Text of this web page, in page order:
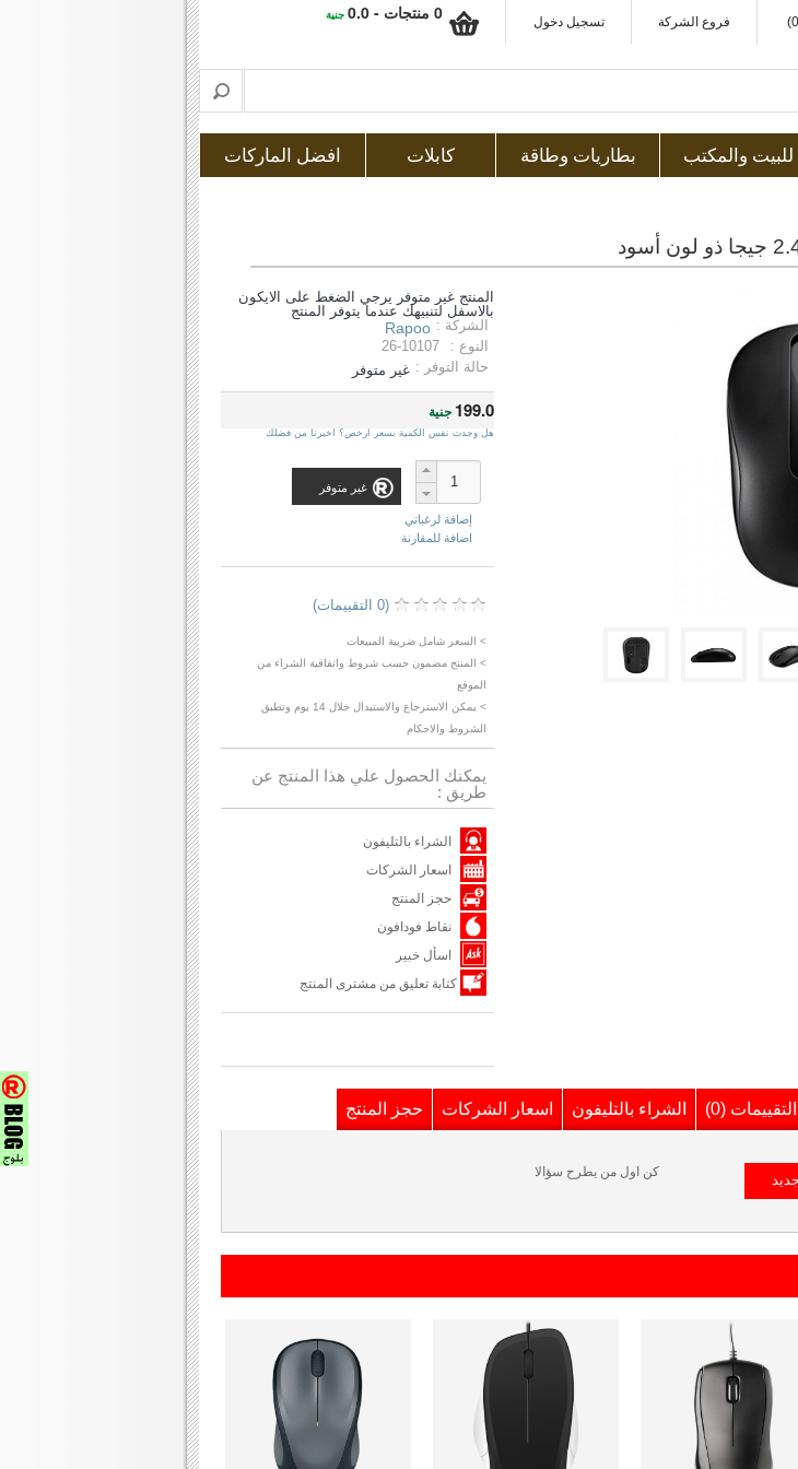
فروع الشركة تسجيل دخول 0 منتجات - 0.0 جنية
للبيت والمكتب بطاريات وطاقة كابلات افضل الماركات
المنتج غير متوفر يرجي الضغط على الايكون
بالاسفل لتنبيهك عندما يتوفر المنتج
الشركة : Rapoo
النوع :
26-10107
حالة التوفر : غير متوفر
199.0 جنية
هل وجدت نفس الكمية بسعر ارخص؟ اخبرنا من فضلك
غير متوفر
إضافة لرغباتي
اضافة للمقارنة
(0 التقييمات)
> السعر شامل ضريبة المبيعات
> المنتج مضمون حسب شروط واتفاقية الشراء من
الموقع
> يمكن الاسترجاع والاستبدال خلال 14 يوم وتطبق
الشروط والاحكام
يمكنك الحصول علي هذا المنتج عن
طريق :
الشراء بالتليفون
اسعار الشركات
حجز المنتج
نقاط فودافون
اسأل خبير
كتابة تعليق من مشترى المنتج
التقييمات (0) الشراء بالتليفون اسعار الشركات حجز المنتج
كن اول من يطرح سؤالا